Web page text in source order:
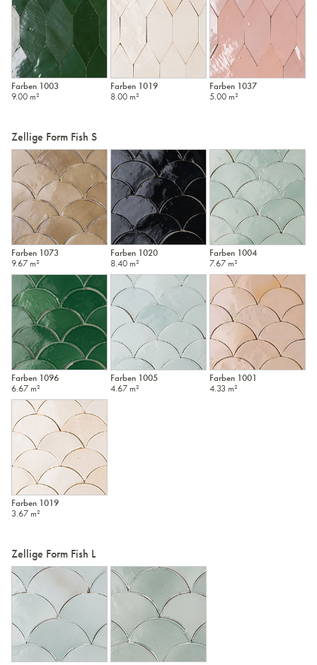
Farben 1003
9.00 m²
Farben 1019
8.00 m²
Farben 1037
5.00 m²
Zellige Form Fish S
Farben 1073
9.67 m²
Farben 1020
8.40 m²
Farben 1004
7.67 m²
Farben 1096
6.67 m²
Farben 1005
4.67 m²
Farben 1001
4.33 m²
Farben 1019
3.67 m²
Zellige Form Fish L